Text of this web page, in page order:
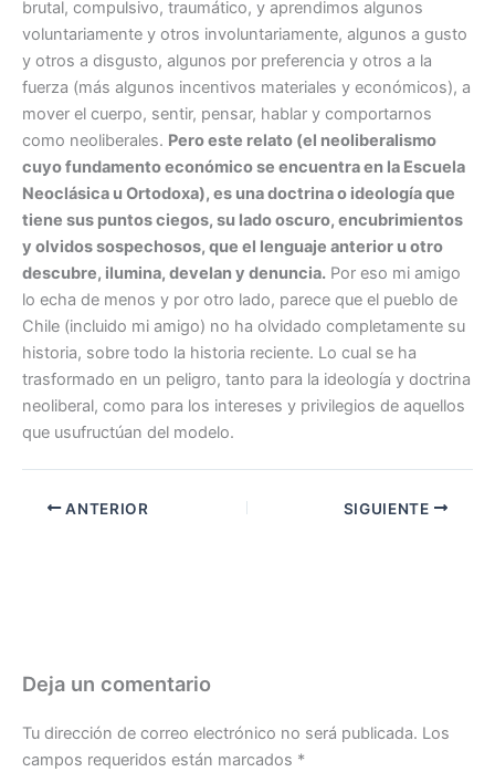
brutal, compulsivo, traumático, y aprendimos algunos
voluntariamente y otros involuntariamente, algunos a gusto
y otros a disgusto, algunos por preferencia y otros a la
fuerza (más algunos incentivos materiales y económicos), a
mover el cuerpo, sentir, pensar, hablar y comportarnos
como neoliberales. Pero este relato (el neoliberalismo
cuyo fundamento económico se encuentra en la Escuela
Neoclásica u Ortodoxa), es una doctrina o ideología que
tiene sus puntos ciegos, su lado oscuro, encubrimientos
y olvidos sospechosos, que el lenguaje anterior u otro
descubre, ilumina, develan y denuncia. Por eso mi amigo
lo echa de menos y por otro lado, parece que el pueblo de
Chile (incluido mi amigo) no ha olvidado completamente su
historia, sobre todo la historia reciente. Lo cual se ha
trasformado en un peligro, tanto para la ideología y doctrina
neoliberal, como para los intereses y privilegios de aquellos
que usufructúan del modelo.
ANTERIOR SIGUIENTE
Deja un comentario
Tu dirección de correo electrónico no será publicada. Los
campos requeridos están marcados *